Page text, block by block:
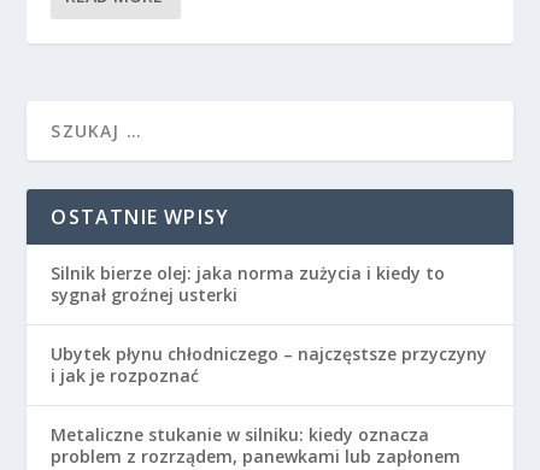
OSTATNIE WPISY
Silnik bierze olej: jaka norma zużycia i kiedy to
sygnał groźnej usterki
Ubytek płynu chłodniczego – najczęstsze przyczyny
i jak je rozpoznać
Metaliczne stukanie w silniku: kiedy oznacza
problem z rozrządem, panewkami lub zapłonem